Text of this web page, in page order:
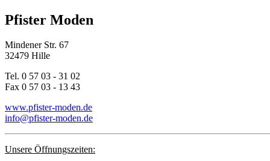
Pfister Moden
Mindener Str. 67
32479 Hille
Tel. 0 57 03 - 31 02
Fax 0 57 03 - 13 43
www.pfister-moden.de
info@pfister-moden.de
Unsere Öffnungszeiten: